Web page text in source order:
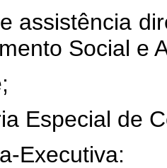
assistência
Social e
Especial de
Executiva: